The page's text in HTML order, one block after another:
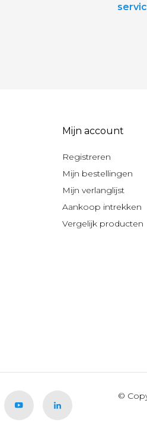
Mijn account
Registreren
Mijn bestellingen
Mijn verlanglijst
Aankoop intrekken
Vergelijk producten
©